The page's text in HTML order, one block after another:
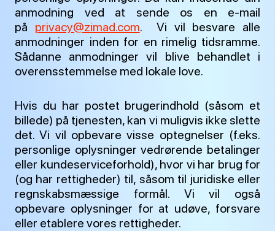
anmodning ved at sende os en e-mail
på privacy@zimad.com. Vi vil besvare alle
anmodninger inden for en rimelig tidsramme.
Sådanne anmodninger vil blive behandlet i
overensstemmelse med lokale love.
Hvis du har postet brugerindhold (såsom et
billede) på tjenesten, kan vi muligvis ikke slette
det. Vi vil opbevare visse optegnelser (f.eks.
personlige oplysninger vedrørende betalinger
eller kundeserviceforhold), hvor vi har brug for
(og har rettigheder) til, såsom til juridiske eller
regnskabsmæssige formål. Vi vil også
opbevare oplysninger for at udøve, forsvare
eller etablere vores rettigheder.